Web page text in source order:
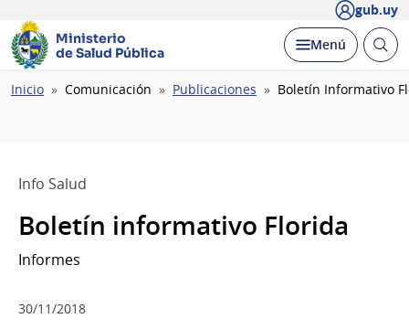
gub.uy
Ministerio
de Salud Pública
Desplegar
Menú Abrir
Ruta
Inicio Comunicación Publicaciones Boletín Informativo
Info Salud
Boletín informativo Florida
Informes
30/11/2018